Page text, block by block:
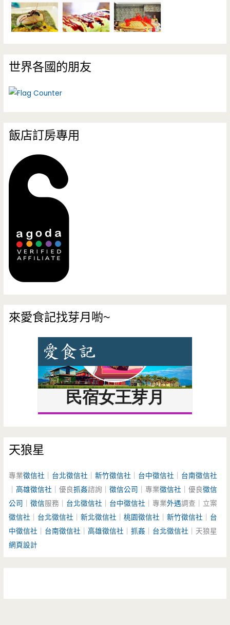
世界各國的朋友
飯店訂房專用
來愛食記找芽月喲~
天狼星
專業徵信社 台北徵信社 ｜新竹徵信社 台中徵信社
台南徵信社
｜高雄徵信社 ｜優良抓姦諮詢｜徵信公司 ｜專業徵信社 ｜優良徵信
公司 ｜徵信服務｜ 台北徵信社 台中徵信社 ｜專業外遇調查｜立案
徵信社
台北徵信社 ｜新北徵信社 ｜桃園徵信社 ｜新竹徵信社
台
中徵信社
台南徵信社 ｜高雄徵信社 ｜抓姦 台北徵信社 ｜天狼星
網頁設計